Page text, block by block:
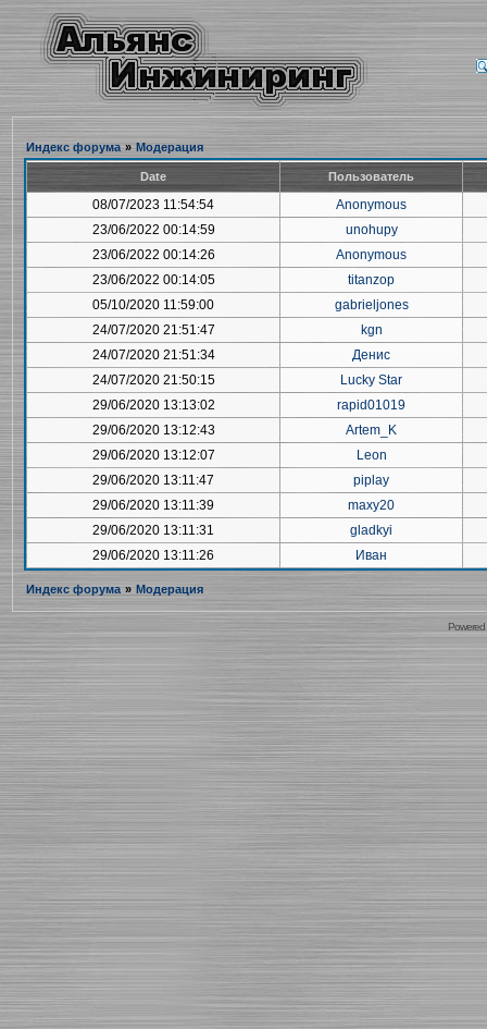
Индекс форума » Модерация
Date Пользователь
08/07/2023 11:54:54
Anonymous
23/06/2022 00:14:59
unohupy
23/06/2022 00:14:26
Anonymous
23/06/2022 00:14:05
titanzop
05/10/2020 11:59:00
gabrieljones
24/07/2020 21:51:47
kgn
24/07/2020 21:51:34
Денис
24/07/2020 21:50:15
Lucky Star
29/06/2020 13:13:02
rapid01019
29/06/2020 13:12:43
Artem_K
29/06/2020 13:12:07
Leon
29/06/2020 13:11:47
piplay
29/06/2020 13:11:39
maxy20
29/06/2020 13:11:31
gladkyi
29/06/2020 13:11:26
Иван
Индекс форума » Модерация